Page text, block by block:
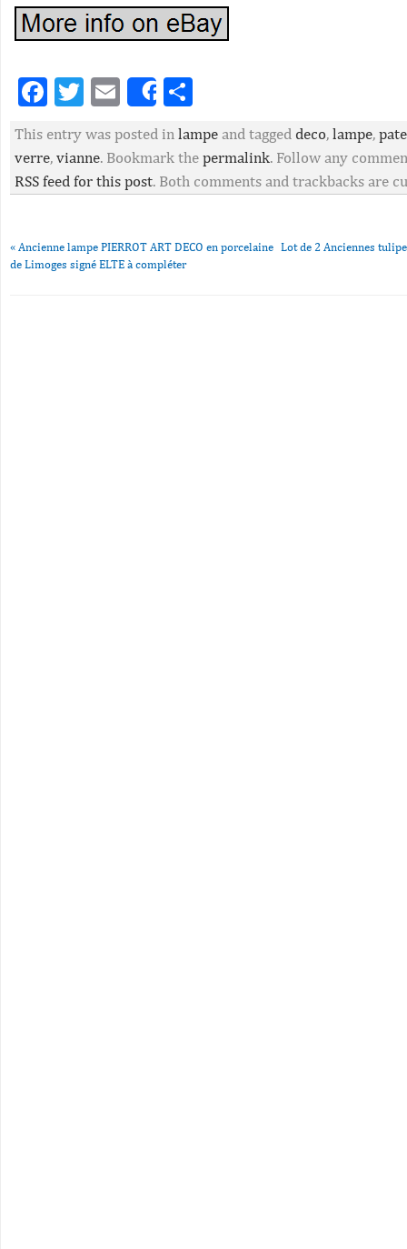
Facebook
Twitter
EmailShare
This entry was posted in lampe and tagged deco, lampe, pate
verre, vianne. Bookmark the permalink. Follow any
RSS feed for this post. Both comments and trackbacks are
« Ancienne lampe PIERROT ART DECO en porcelaine
de Limoges signé ELTE à compléter
Lot de 2 Anciennes